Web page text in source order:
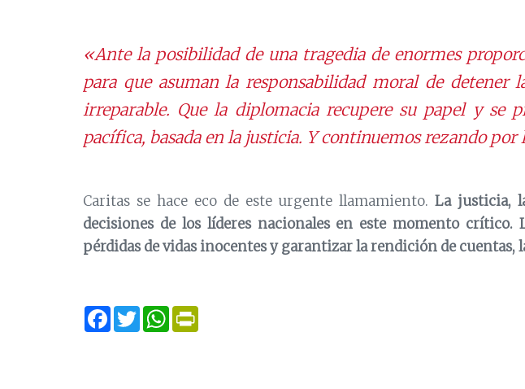
«Ante la posibilidad de una tragedia de enormes
para que asuman la responsabilidad moral de
irreparable. Que la diplomacia recupere su papel y se
pacífica, basada en la justicia. Y continuemos rezando por
Caritas se hace eco de este urgente llamamiento.La justicia,
decisiones de los líderes nacionales en este momento
pérdidas de vidas inocentes y garantizar la rendición de
Facebook
TwitterWhatsApp